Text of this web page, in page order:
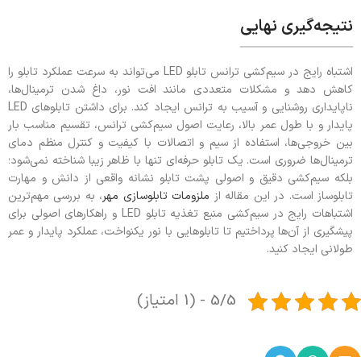
نتیجه‌گیری نهایی
اشتباه رایج در سیم‌کشی ترانس تابلو LED می‌تواند به سرعت عملکرد تابلو را
کاهش دهد و مشکلات متعددی مانند افت نور، داغ شدن ترمینال‌ها،
ناپایداری روشنایی و آسیب به ترانس ایجاد کند. برای داشتن تابلوهای LED
پایدار و با طول عمر بالا، رعایت اصول سیم‌کشی ترانس، تقسیم مناسب بار
بین خروجی‌ها، استفاده از سیم و اتصالات با کیفیت و کنترل منظم دمای
ترمینال‌ها ضروری است. یک تابلو حرفه‌ای تنها با ظاهر زیبا شناخته نمی‌شود؛
بلکه سیم‌کشی دقیق و اصولی پشت تابلو نشانه واقعی از دانش و مهارت
تابلو‌ساز است. در این مقاله از ملزومات تابلوسازی مهر، به بررسی مهم‌ترین
اشتباهات رایج در سیم‌کشی منبع تغذیه تابلو LED و راهکارهای اصولی برای
پیشگیری از آن‌ها پرداختیم تا تابلوهایی با نور یکنواخت، عملکرد پایدار و عمر
طولانی ایجاد کنید.
5/5 - (1 امتیاز)